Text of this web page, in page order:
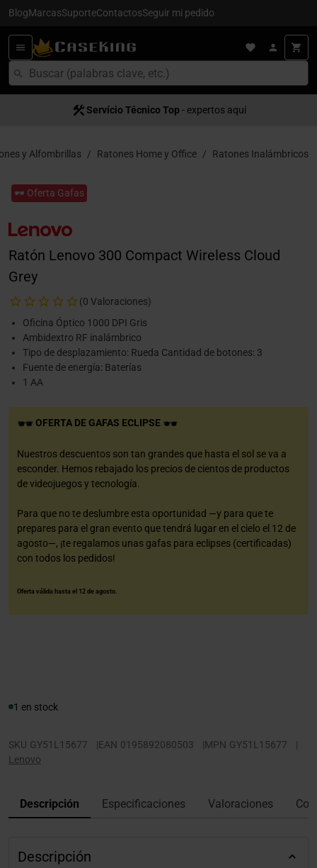
BlogMarcasSuporteContactosSeguir mi pedido
Servício Técnico Top - expertos aquí
y Alfombrillas Ratones Home y Office Ratones Inalámbricos
🕶️ Oferta Gafas
Ratón Lenovo 300 Compact Wireless Cloud
Grey
(0 Valoraciones)
Oficina Óptico 1000 DPI Gris
Ambidextro RF inalámbrico
Tipo de desplazamiento: Rueda Cantidad de botones: 3
Fuente de energía: Baterías
1 AA
OFERTA DE GAFAS ECLIPSE
Nuestros descuentos son tan grandes que hasta el sol se va a
esconder. Hemos rebajado los precios de cientos de productos
de videojuegos y tecnología.
Para que no te deslumbre esta oportunidad —y para que te
prepares para el gran evento que tendrá lugar en el cielo el 12 de
agosto—, ¡te regalamos unas gafas para eclipses (certificadas)
con todos los pedidos!
Oferta válida hasta el 12 de agosto.
1 en stock
SKU GY51L15677 |EAN 0195892080503 |MPN GY51L15677
|
Lenovo
Descripción Especificaciones Valoraciones
Descripción